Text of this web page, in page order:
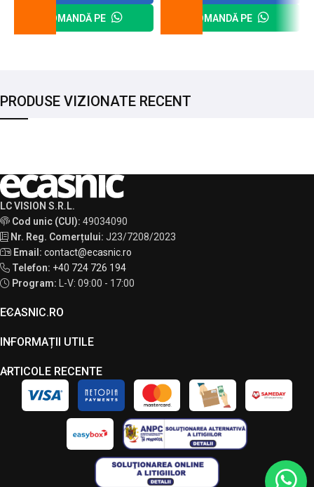
COMANDĂ PE COMANDĂ PE
PRODUSE VIZIONATE RECENT
LC VISION S.R.L.
Cod unic (CUI): 49034090
Nr. Reg. Comerțului: J23/7208/2023
Email: contact@ecasnic.ro
Telefon: +40 724 726 194
Program: L-V: 09:00 - 17:00
ECASNIC.RO
INFORMAȚII UTILE
ARTICOLE RECENTE